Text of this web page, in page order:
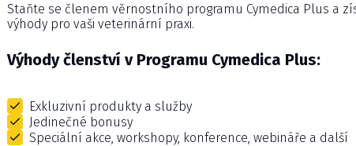
Staňte se členem věrnostního programu Cymedica Plus a
výhody pro vaši veterinární praxi.
Výhody členství v Programu Cymedica Plus:
Exkluzivní produkty a služby
Jedinečné bonusy
Speciální akce, workshopy, konference, webináře a další